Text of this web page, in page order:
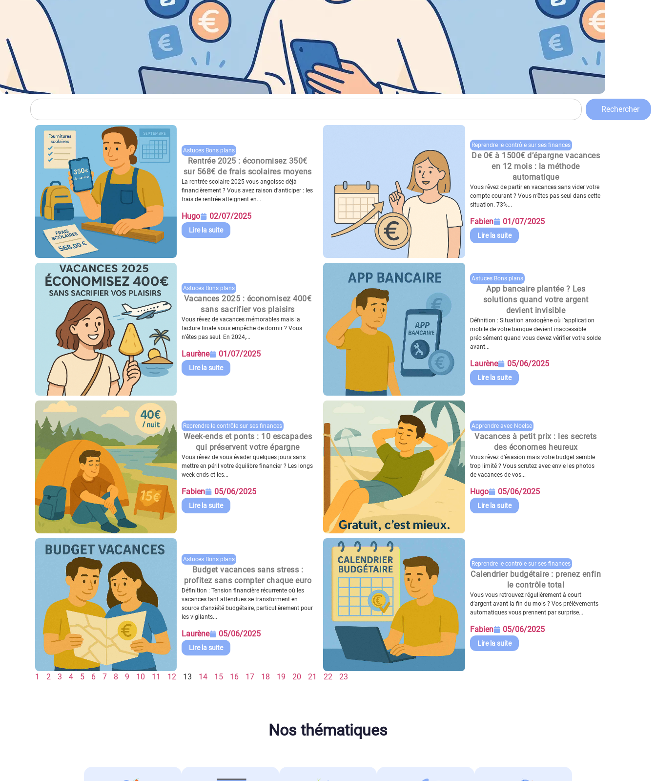
Rechercher
Astuces Bons plans
Rentrée 2025 : économisez 350€
sur 568€ de frais scolaires moyens
La rentrée scolaire 2025 vous angoisse déjà
financièrement ? Vous avez raison d’anticiper : les
frais de rentrée atteignent en...
Hugo 02/07/2025
Lire la suite
Reprendre le contrôle sur ses finances
De 0€ à 1500€ d’épargne vacances
en 12 mois : la méthode
automatique
Vous rêvez de partir en vacances sans vider votre
compte courant ? Vous n’êtes pas seul dans cette
situation. 73%...
Fabien 01/07/2025
Lire la suite
Astuces Bons plans
Vacances 2025 : économisez 400€
sans sacrifier vos plaisirs
Vous rêvez de vacances mémorables mais la
facture finale vous empêche de dormir ? Vous
n’êtes pas seul. En 2024,...
Laurène 01/07/2025
Lire la suite
Astuces Bons plans
App bancaire plantée ? Les
solutions quand votre argent
devient invisible
Définition : Situation anxiogène où l’application
mobile de votre banque devient inaccessible
précisément quand vous devez vérifier votre solde
avant...
Laurène 05/06/2025
Lire la suite
Reprendre le contrôle sur ses finances
Week-ends et ponts : 10 escapades
qui préservent votre épargne
Vous rêvez de vous évader quelques jours sans
mettre en péril votre équilibre financier ? Les longs
week-ends et les...
Fabien 05/06/2025
Lire la suite
Apprendre avec Noelse
Vacances à petit prix : les secrets
des économes heureux
Vous rêvez d’évasion mais votre budget semble
trop limité ? Vous scrutez avec envie les photos
de vacances de vos...
Hugo 05/06/2025
Lire la suite
Astuces Bons plans
Budget vacances sans stress :
profitez sans compter chaque euro
Définition : Tension financière récurrente où les
vacances tant attendues se transforment en
source d’anxiété budgétaire, particulièrement pour
les vigilants...
Laurène 05/06/2025
Lire la suite
Reprendre le contrôle sur ses finances
Calendrier budgétaire : prenez enfin
le contrôle total
Vous vous retrouvez régulièrement à court
d’argent avant la fin du mois ? Vos prélèvements
automatiques vous prennent par surprise...
Fabien 05/06/2025
Lire la suite
1 2 3 4 5 6 7 8 9 10 11 12 13 14 15 16 17 18 19 20 21 22 23
Nos thématiques